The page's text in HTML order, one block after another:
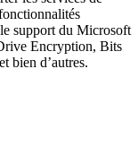
support du Microsoft
Encryption, Bits
bien d’autres.